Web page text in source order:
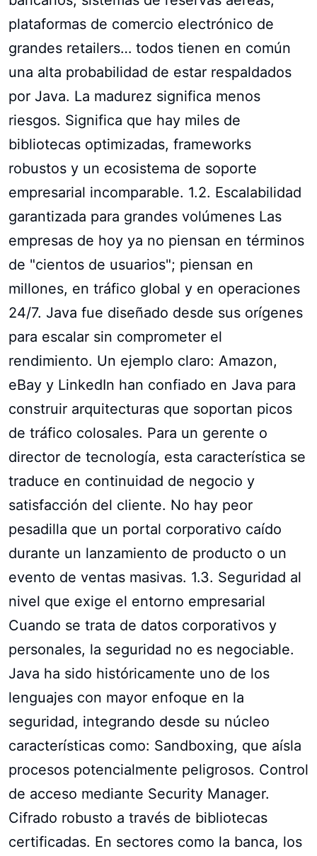
plataformas de comercio electrónico de
grandes retailers… todos tienen en común
una alta probabilidad de estar respaldados
por Java. La madurez significa menos
riesgos. Significa que hay miles de
bibliotecas optimizadas, frameworks
robustos y un ecosistema de soporte
empresarial incomparable. 1.2. Escalabilidad
garantizada para grandes volúmenes Las
empresas de hoy ya no piensan en términos
de "cientos de usuarios"; piensan en
millones, en tráfico global y en operaciones
24/7. Java fue diseñado desde sus orígenes
para escalar sin comprometer el
rendimiento. Un ejemplo claro: Amazon,
eBay y LinkedIn han confiado en Java para
construir arquitecturas que soportan picos
de tráfico colosales. Para un gerente o
director de tecnología, esta característica se
traduce en continuidad de negocio y
satisfacción del cliente. No hay peor
pesadilla que un portal corporativo caído
durante un lanzamiento de producto o un
evento de ventas masivas. 1.3. Seguridad al
nivel que exige el entorno empresarial
Cuando se trata de datos corporativos y
personales, la seguridad no es negociable.
Java ha sido históricamente uno de los
lenguajes con mayor enfoque en la
seguridad, integrando desde su núcleo
características como: Sandboxing, que aísla
procesos potencialmente peligrosos. Control
de acceso mediante Security Manager.
Cifrado robusto a través de bibliotecas
certificadas. En sectores como la banca, los